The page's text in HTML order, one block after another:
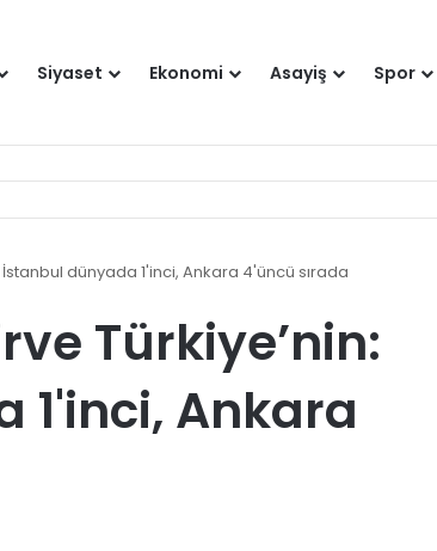
Siyaset Ekonomi Asayiş Spor
dünyada 1'inci, Ankara 4'üncü sırada
Türkiye’nin:
1'inci, Ankara